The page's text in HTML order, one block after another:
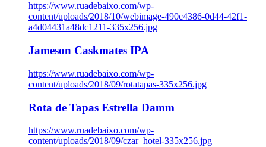
https://www.ruadebaixo.com/wp-
content/uploads/2018/10/webimage-490c4386-0d44-42f1-
a4d04431a48dc1211-335x256.jpg
Jameson Caskmates IPA
https://www.ruadebaixo.com/wp-
content/uploads/2018/09/rotatapas-335x256.jpg
Rota de Tapas Estrella Damm
https://www.ruadebaixo.com/wp-
content/uploads/2018/09/czar_hotel-335x256.jpg